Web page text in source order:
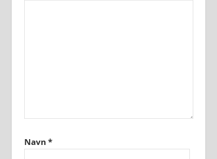
Navn *